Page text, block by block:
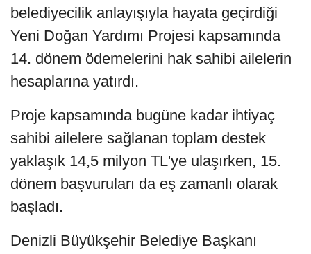
belediyecilik anlayışıyla hayata geçirdiği
Yeni Doğan Yardımı Projesi kapsamında
14. dönem ödemelerini hak sahibi ailelerin
hesaplarına yatırdı.
Proje kapsamında bugüne kadar ihtiyaç
sahibi ailelere sağlanan toplam destek
yaklaşık 14,5 milyon TL'ye ulaşırken, 15.
dönem başvuruları da eş zamanlı olarak
başladı.
Denizli Büyükşehir Belediye Başkanı